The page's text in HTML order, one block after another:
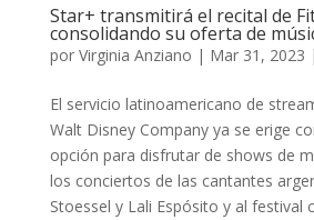
Star+ transmitirá el recital de
consolidando su oferta de
por Virginia Anziano | Mar 31, 2023 |
El servicio latinoamericano de
Walt Disney Company ya se erige
opción para disfrutar de shows de
los conciertos de las cantantes
Stoessel y Lali Espósito y al festival